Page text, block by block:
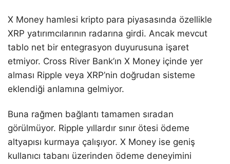
X Money hamlesi kripto para piyasasında özellikle
XRP yatırımcılarının radarına girdi. Ancak mevcut
tablo net bir entegrasyon duyurusuna işaret
etmiyor. Cross River Bank’ın X Money içinde yer
alması Ripple veya XRP’nin doğrudan sisteme
eklendiği anlamına gelmiyor.
Buna rağmen bağlantı tamamen sıradan
görülmüyor. Ripple yıllardır sınır ötesi ödeme
altyapısı kurmaya çalışıyor. X Money ise geniş
kullanıcı tabanı üzerinden ödeme deneyimini